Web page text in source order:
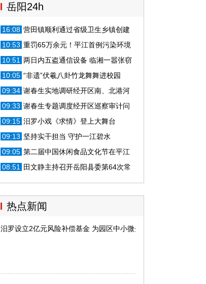
岳阳24h
16:08 营田镇顺利通过省级卫生乡镇创建
验收
10:53 重罚65万余元！平江首例污染环境
案提起诉讼
10:51 两日内五盗通信设备 临湘一嚣张窃
贼难逃法网制裁
10:05 “非遗”伏羲八卦竹龙舞舞进校园
09:34 谢春生实地调研经开区南、北港河
截污管网建设情况
09:33 谢春生专题调度经开区巡察审计问
题立行立改工作
09:15 汨罗小戏《求情》登上大舞台
09:13 坚持实干担当 守护一江碧水
09:05 第二届中国休闲食品文化节在平江
圆满落幕
08:51
田文静主持召开岳阳县委第64次常
委会
热点新闻
汨罗设立2亿元风险补偿基金 为园区中小微企业发展护航